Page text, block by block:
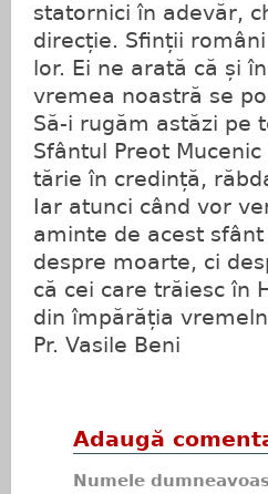
statornici în adevăr,
direcție. Sfinții
lor. Ei ne arată că și
vremea noastră se
Să-i rugăm astăzi pe
Sfântul Preot
tărie în credință,
Iar atunci când vor
aminte de acest
despre moarte, ci
că cei care trăiesc în
din împărăția
Pr. Vasile Beni
Adaugă
Numele